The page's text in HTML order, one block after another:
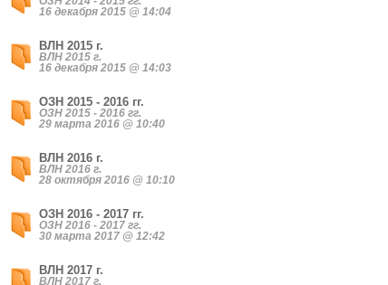
16 декабря 2015 @ 14:04
ВЛН 2015 г.
ВЛН 2015 г.
16 декабря 2015 @ 14:03
ОЗН 2015 - 2016 гг.
ОЗН 2015 - 2016 гг.
29 марта 2016 @ 10:40
ВЛН 2016 г.
ВЛН 2016 г.
28 октября 2016 @ 10:10
ОЗН 2016 - 2017 гг.
ОЗН 2016 - 2017 гг.
30 марта 2017 @ 12:42
ВЛН 2017 г.
ВЛН 2017 г.